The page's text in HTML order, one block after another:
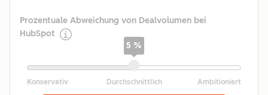
Prozentuale Abweichung von Dealvolumen bei
HubSpot
5 %